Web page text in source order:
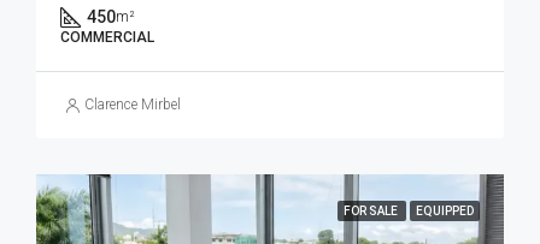
450m²
COMMERCIAL
Clarence Mirbel
FOR SALE EQUIPPED